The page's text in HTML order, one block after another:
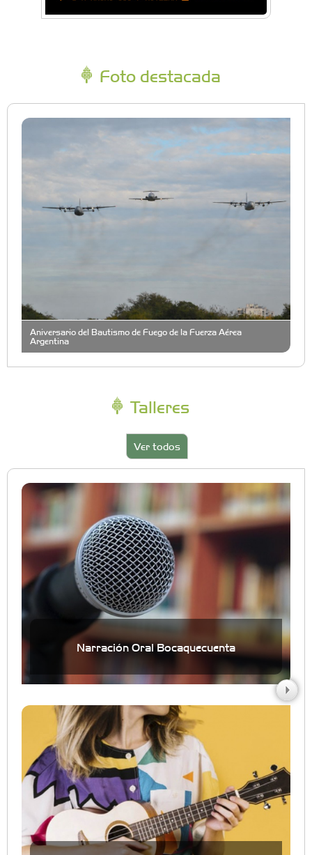
Foto destacada
Aniversario del Bautismo de Fuego de la Fuerza Aérea
Argentina
Talleres
Ver todos
Narración Oral Bocaquecuenta